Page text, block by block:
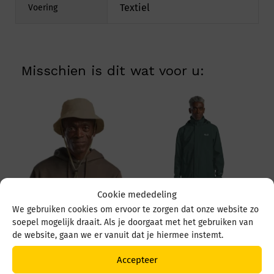
Cookie mededeling
We gebruiken cookies om ervoor te zorgen dat onze website zo
soepel mogelijk draait. Als je doorgaat met het gebruiken van
de website, gaan we er vanuit dat je hiermee instemt.
Accepteer
Voering Textiel
Misschien is dit wat voor u:
Jack Wolfskin Sun Hat
Jack Wolfskin
Trailtime 2L JKT M
63903 E0271 Sago
Palm